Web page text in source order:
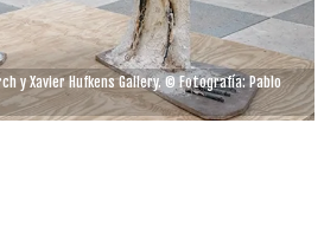
y Xavier Hufkens Gallery. © Fotografía: Pablo